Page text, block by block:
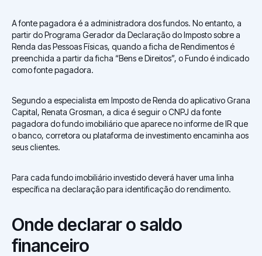
A fonte pagadora é a administradora dos fundos. No entanto, a
partir do Programa Gerador da Declaração do Imposto sobre a
Renda das Pessoas Físicas, quando a ficha de Rendimentos é
preenchida a partir da ficha “Bens e Direitos”, o Fundo é indicado
como fonte pagadora.
Segundo a especialista em Imposto de Renda do aplicativo Grana
Capital, Renata Grosman, a dica é seguir o CNPJ da fonte
pagadora do fundo imobiliário que aparece no informe de IR que
o banco, corretora ou plataforma de investimento encaminha aos
seus clientes.
Para cada fundo imobiliário investido deverá haver uma linha
específica na declaração para identificação do rendimento.
Onde declarar o saldo
financeiro